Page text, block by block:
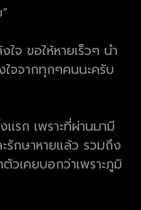
จ ขอให้หายเร็วๆ นำ
จจากทุกๆคนนะครับ
รก เพราะที่ผ่านมามี
กษาหายแล้ว รวมถึง
วเคยบอกว่าเพราะภูมิ